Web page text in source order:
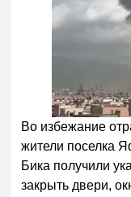
Во избежание
жители поселка
Бика получили
закрыть двери,